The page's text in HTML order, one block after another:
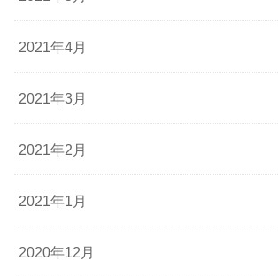
2021年4月
2021年3月
2021年2月
2021年1月
2020年12月